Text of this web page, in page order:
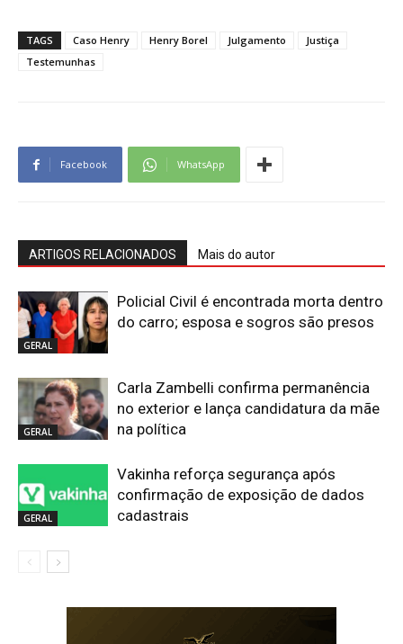
TAGS Caso Henry Henry Borel Julgamento
Justiça
Testemunhas
Facebook WhatsApp
ARTIGOS RELACIONADOS Mais do autor
GERAL
Policial Civil é encontrada morta dentro
do carro; esposa e sogros são presos
GERAL
Carla Zambelli confirma permanência
no exterior e lança candidatura da mãe
na política
GERAL
Vakinha reforça segurança após
confirmação de exposição de dados
cadastrais